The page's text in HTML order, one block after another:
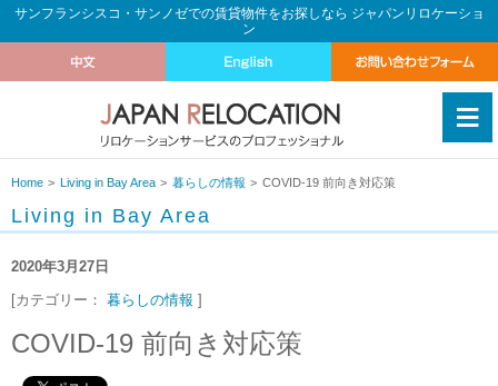
サンフランシスコ・サンノゼでの賃貸物件をお探しなら ジャパンリロケーショ
ン
≡
Home Living in Bay Area 暮らしの情報 COVID-19 前向き対応策
Living in Bay Area
2020年3月27日
[カテゴリー： 暮らしの情報 ]
COVID-19 前向き対応策